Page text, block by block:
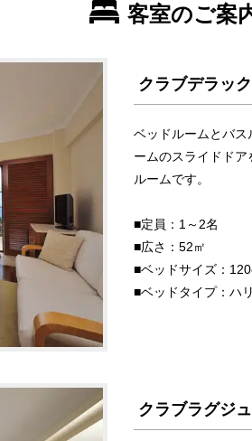
客室のご案
クラブデラッ
ベッドルームとバ
ームのスライドド
ルームです。
■定員：1～2名
■広さ：52㎡
■ベッドサイズ：
■ベッドタイプ：ハ
クラブラグジ